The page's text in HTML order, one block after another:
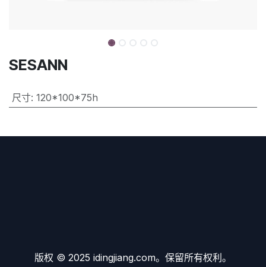
SESANN
尺寸: 120*100*75h
版权 © 2025 idingjiang.com。保留所有权利。